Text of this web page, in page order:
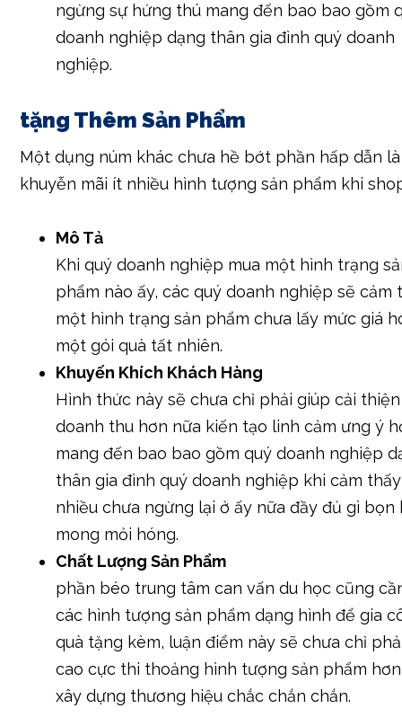
ngừng sự hứng thú mang đến bao bao gồm
doanh nghiệp dạng thân gia đình quý doanh
nghiệp.
tặng Thêm Sản Phẩm
Một dụng núm khác chưa hề bớt phần hấp dẫn là
khuyễn mãi ít nhiều hình tượng sản phẩm khi
Mô Tả
Khi quý doanh nghiệp mua một hình trạng
phẩm nào ấy, các quý doanh nghiệp sẽ cảm
một hình trạng sản phẩm chưa lấy mức giá
một gói quà tất nhiên.
Khuyến Khích Khách Hàng
Hình thức này sẽ chưa chỉ phải giúp cải thiện
doanh thu hơn nữa kiến tạo linh cảm ưng ý
mang đến bao bao gồm quý doanh nghiệp
thân gia đình quý doanh nghiệp khi cảm
nhiều chưa ngừng lại ở ấy nữa đầy đủ gì bọn
mong mỏi hóng.
Chất Lượng Sản Phẩm
phần béo trung tâm can vấn du học cũng
các hình tượng sản phẩm dạng hình để gia
quà tặng kèm, luận điểm này sẽ chưa chỉ
cao cực thi thoảng hình tượng sản phẩm
xây dựng thương hiệu chắc chắn chắn.